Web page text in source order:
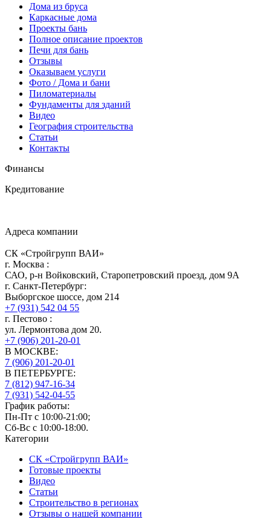
Дома из бруса
Каркасные дома
Проекты бань
Полное описание проектов
Печи для бань
Отзывы
Оказываем услуги
Фото / Дома и бани
Пиломатериалы
Фундаменты для зданий
Видео
География строительства
Статьи
Контакты
Финансы
Кредитование
Адреса компании
СК «Стройгрупп ВАИ»
г. Москва :
САО, р-н Войковский, Старопетровский проезд, дом 9А
г. Санкт-Петербург:
Выборгское шоссе, дом 214
+7 (931) 542 04 55
г. Пестово :
ул. Лермонтова дом 20.
+7 (906) 201-20-01
В МОСКВЕ:
7 (906) 201-20-01
В ПЕТЕРБУРГЕ:
7 (812) 947-16-34
7 (931) 542-04-55
График работы:
Пн-Пт с 10:00-21:00;
Сб-Вс с 10:00-18:00.
Категории
СК «Стройгрупп ВАИ»
Готовые проекты
Видео
Статьи
Строительство в регионах
Отзывы о нашей компании